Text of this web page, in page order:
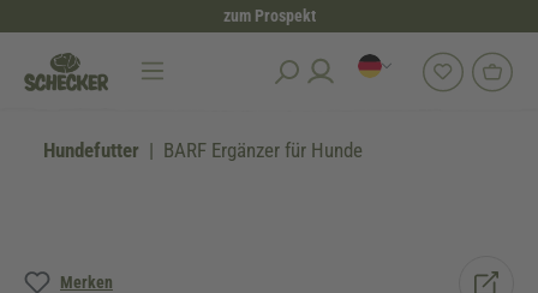
zum Prospekt
Hundefutter BARF Ergänzer für Hunde
Merken
Bildergalerie überspringen